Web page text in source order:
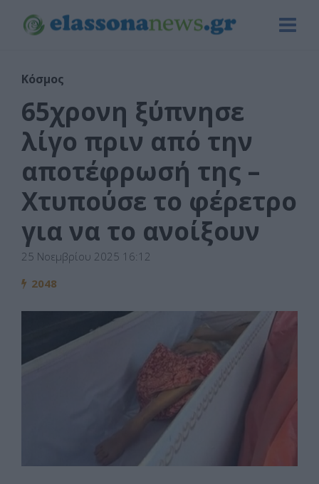
Κόσμος
65χρονη ξύπνησε
λίγο πριν από την
αποτέφρωσή της –
Χτυπούσε το φέρετρο
για να το ανοίξουν
25 Νοεμβρίου 2025 16:12
2048